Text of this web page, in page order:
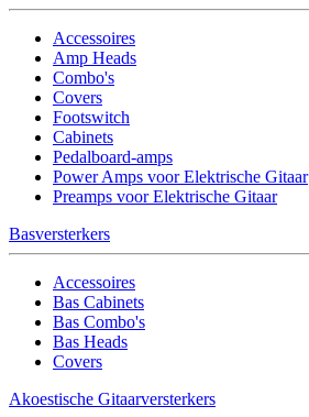
Accessoires
Amp Heads
Combo's
Covers
Footswitch
Cabinets
Pedalboard-amps
Power Amps voor Elektrische Gitaar
Preamps voor Elektrische Gitaar
Basversterkers
Accessoires
Bas Cabinets
Bas Combo's
Bas Heads
Covers
Akoestische Gitaarversterkers